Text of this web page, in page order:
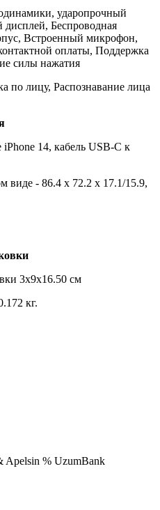
ударопрочный
Беспроводная
Встроенный микрофон,
оплаты, Поддержка
силы нажатия
по лицу, Распознавание лица
14, кабель USB-C к
виде - 86.4 x 72.2 x 17.1/15.9,
3х9х16.50 см
кг.
Apelsin % UzumBank